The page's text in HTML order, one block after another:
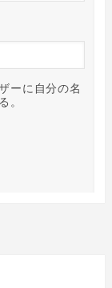
ーに自分の名
。